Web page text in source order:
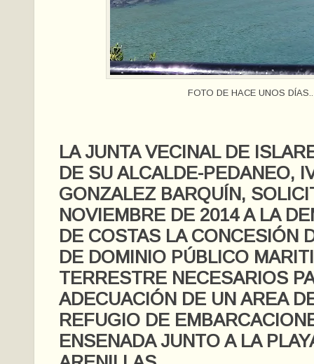
FOTO DE HACE UNOS DÍAS..
LA JUNTA VECINAL DE
DE SU ALCALDE-PEDANEO,
GONZALEZ BARQUÍN,
NOVIEMBRE DE 2014 A LA
DE COSTAS LA CONCESIÓN
DE DOMINIO PÚBLICO
TERRESTRE NECESARIOS
ADECUACIÓN DE UN AREA
REFUGIO DE
ENSENADA JUNTO A LA